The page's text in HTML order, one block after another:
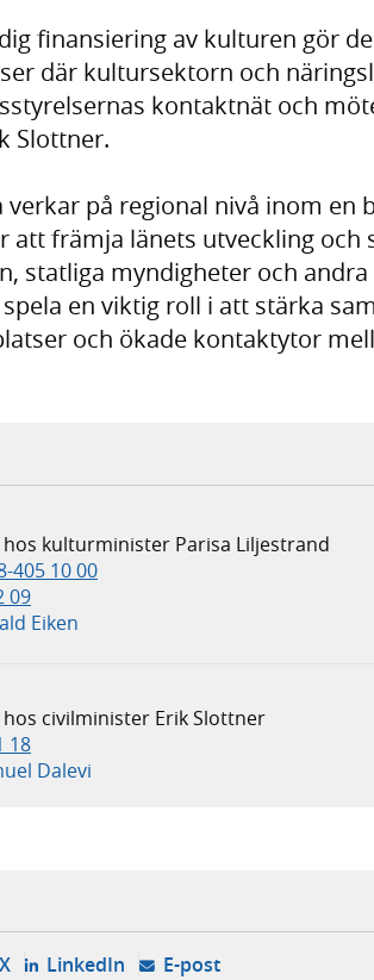
finansiering av kulturen gör
där kultursektorn och
kontaktnät och
Slottner.
verkar på regional nivå inom en
att främja länets utveckling och
statliga myndigheter och
en viktig roll i att stärka
och ökade kontaktytor
kulturminister Parisa Liljestrand
405 10 00
09
Eiken
civilminister Erik Slottner
18
Dalevi
i ny flik, extern webbplats,
X- öppnas i ny flik, extern webbplats,
LinkedIn- öppnas i ny flik, extern
E-post- öppnar din e-